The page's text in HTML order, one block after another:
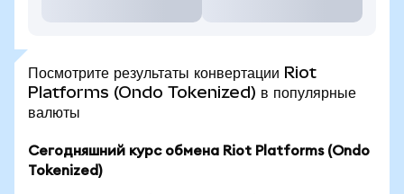
Посмотрите результаты конвертации Riot
Platforms (Ondo Tokenized) в популярные
валюты
Сегодняшний курс обмена Riot Platforms (Ondo
Tokenized)